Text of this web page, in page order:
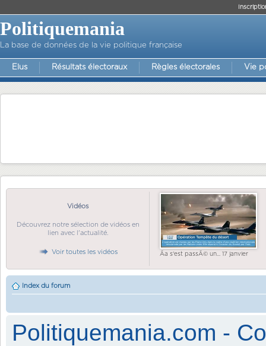
Politiquemania
La base de données de la vie politique française
Elus Résultats électoraux Règles électorales Vie
Vidéos
Découvrez notre sélection de vidéos en
lien avec l'actualité.
Voir toutes les vidéos Ãa s'est passÃ© un... 17 janvier
Index du forum
Politiquemania.com -